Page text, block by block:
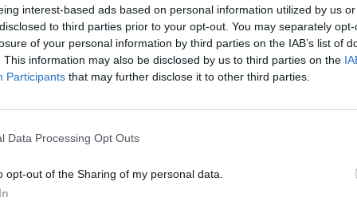
interest-based ads based on personal information utilized by us
to third parties prior to your opt-out. You may separately
of your personal information by third parties on the IAB’s list of
This information may also be disclosed by us to third parties on the
Participants that may further disclose it to other third parties.
Data Processing Opt Outs
opt-out of the Sharing of my personal data.